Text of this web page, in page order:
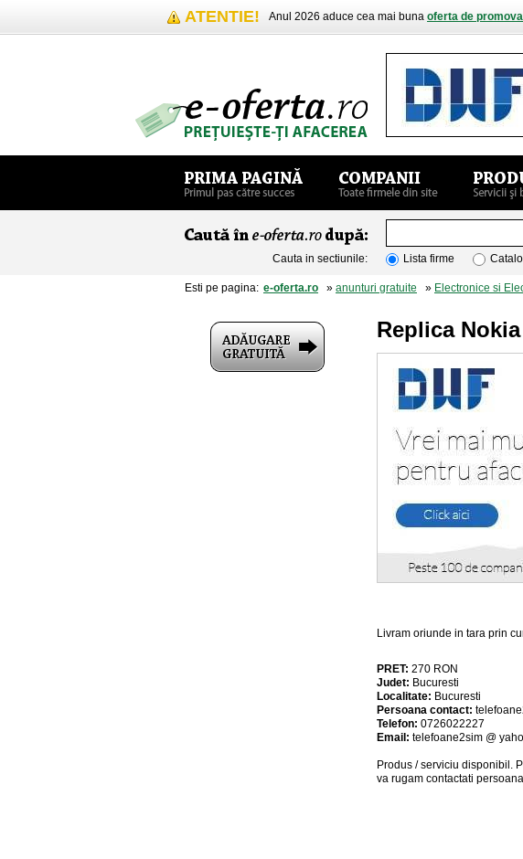
ATENTIE! Anul 2026 aduce cea mai buna oferta de
Cauta in sectiunile: Lista firme
Esti pe pagina: e-oferta.ro » anunturi gratuite » Electronice si
Replica
Livram oriunde in tara prin
PRET: 270 RON
Judet: Bucuresti
Localitate: Bucuresti
Persoana contact:
Telefon: 0726022227
Email: telefoane2sim @
Produs / serviciu disponibil .
va rugam contactati